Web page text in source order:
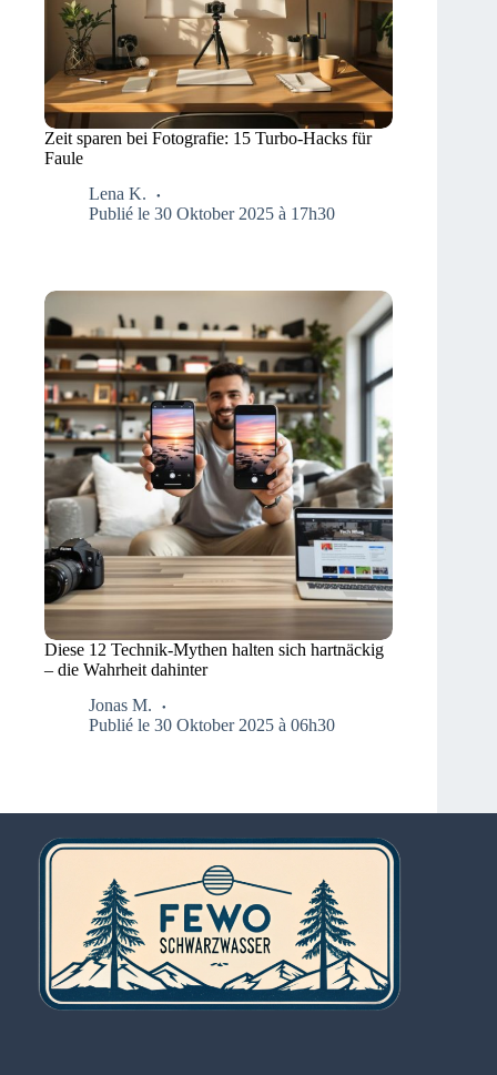
Zeit sparen bei Fotografie: 15 Turbo-Hacks für
Faule
Lena K.
Publié le 30 Oktober 2025 à 17h30
Diese 12 Technik-Mythen halten sich hartnäckig
– die Wahrheit dahinter
Jonas M.
Publié le 30 Oktober 2025 à 06h30